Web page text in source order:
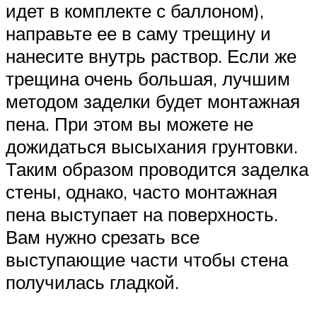
идет в комплекте с баллоном),
направьте ее в саму трещину и
нанесите внутрь раствор. Если же
трещина очень большая, лучшим
методом заделки будет монтажная
пена. При этом вы можете не
дожидаться высыхания грунтовки.
Таким образом проводится заделка
стены, однако, часто монтажная
пена выступает на поверхность.
Вам нужно срезать все
выступающие части чтобы стена
получилась гладкой.